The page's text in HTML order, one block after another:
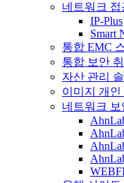
네트워크 접
IP-Plus
Smart
통합 EMC
통합 보안
자산 관리
이미지 개인
네트워크 보